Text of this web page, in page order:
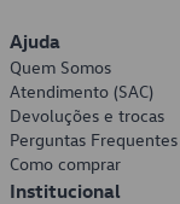
Ajuda
Quem Somos
Atendimento (SAC)
Devoluções e trocas
Perguntas Frequentes
Como comprar
Institucional